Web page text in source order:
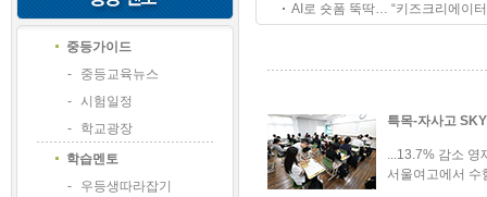
중등가이드
-
중등교육뉴스
-
시험일정
-
학교광장
학습멘토
-
우등생따라잡기
AI로 숏폼 뚝딱… “키즈크리에이터
특목-자사고
...13.7% 감소 영
서울여고에서